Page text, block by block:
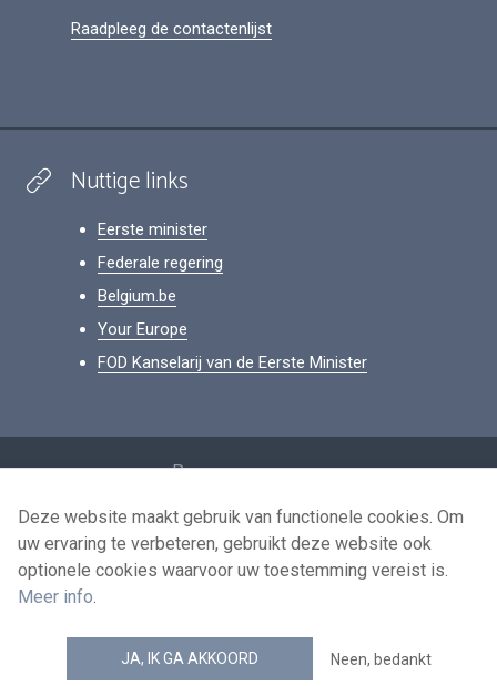
Raadpleeg de contactenlijst
Nuttige links
Eerste minister
Federale regering
Belgium.be
Your Europe
FOD Kanselarij van de Eerste Minister
Persoonsgegevens
Voorwaarden voor het hergebruik
Contacteer ons
news.belgium RSS feed
Deze website maakt gebruik van functionele cookies. Om
uw ervaring te verbeteren, gebruikt deze website ook
optionele cookies waarvoor uw toestemming vereist is.
Meer info.
JA, IK GA AKKOORD Neen, bedankt